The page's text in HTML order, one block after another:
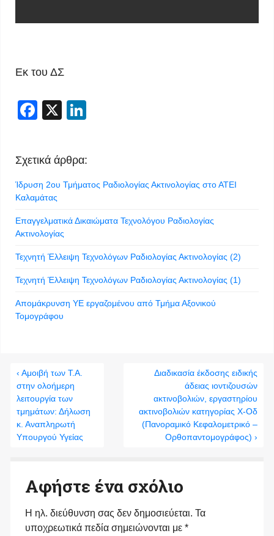
Εκ του ΔΣ
Facebook
X
Σχετικά άρθρα:
Ίδρυση 2ου Τμήματος Ραδιολογίας Ακτινολογίας στο ΑΤΕΙ
Καλαμάτας
Επαγγελματικά Δικαιώματα Τεχνολόγου Ραδιολογίας
Ακτινολογίας
Τεχνητή Έλλειψη Τεχνολόγων Ραδιολογίας Ακτινολογίας (2)
Τεχνητή Έλλειψη Τεχνολόγων Ραδιολογίας Ακτινολογίας (1)
Απομάκρυνση ΥΕ εργαζομένου από Τμήμα Αξονικού
Τομογράφου
‹ Αμοιβή των Τ.Α.
στην ολοήμερη
λειτουργία των
τμημάτων: Δήλωση
κ. Αναπληρωτή
Υπουργού Υγείας
Διαδικασία έκδοσης ειδικής
άδειας ιοντιζουσών
ακτινοβολιών, εργαστηρίου
ακτινοβολιών κατηγορίας Χ-Οδ
(Πανοραμικό Κεφαλομετρικό –
Ορθοπαντομογράφος) ›
Αφήστε ένα σχόλιο
Η ηλ. διεύθυνση σας δεν δημοσιεύεται. Τα
υποχρεωτικά πεδία σημειώνονται με *